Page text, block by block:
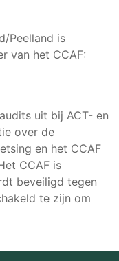
Peelland is
van het CCAF:
uit bij ACT- en
over de
en het CCAF
CCAF is
beveiligd tegen
te zijn om